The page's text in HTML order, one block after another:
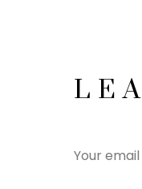
Your